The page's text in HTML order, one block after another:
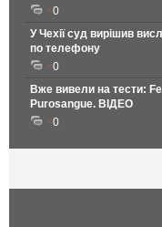
0
У Чехії суд вирішив
по телефону
0
Вже вивели на тести:
Purosangue. ВІДЕО
0